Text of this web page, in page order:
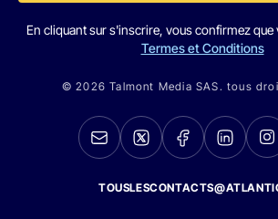
En cliquant sur s'inscrire, vous confirmez que
Termes et Conditions
© 2026 Talmont Media SAS. tous